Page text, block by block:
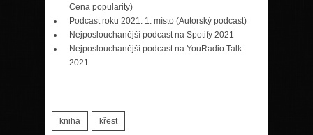
Cena popularity)
Podcast roku 2021: 1. místo (Autorský podcast)
Nejposlouchanější podcast na Spotify 2021
Nejposlouchanější podcast na YouRadio Talk
2021
kniha křest